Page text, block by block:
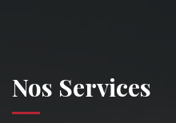
Nos Services